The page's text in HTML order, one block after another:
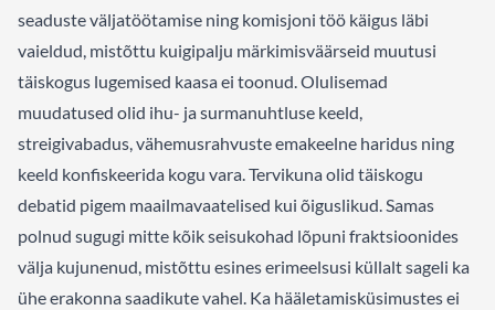
seaduste väljatöötamise ning komisjoni töö käigus läbi
vaieldud, mistõttu kuigipalju märkimisväärseid muutusi
täiskogus lugemised kaasa ei toonud. Olulisemad
muudatused olid ihu- ja surmanuhtluse keeld,
streigivabadus, vähemusrahvuste emakeelne haridus ning
keeld konfiskeerida kogu vara. Tervikuna olid täiskogu
debatid pigem maailmavaatelised kui õiguslikud. Samas
polnud sugugi mitte kõik seisukohad lõpuni fraktsioonides
välja kujunenud, mistõttu esines erimeelsusi küllalt sageli ka
ühe erakonna saadikute vahel. Ka hääletamisküsimustes ei